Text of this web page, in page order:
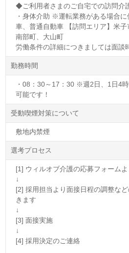
◆ご利用者さまのご自宅での訪問介
・身体介助 ※運転業務がある場合
車、普通自動車 【訪問エリア】米子
南部町、大山町
労働条件の詳細につきましては面談
勤務時間
・08：30～17：30 ※週2日、1日4
可能です！
受動喫煙対策について
敷地内禁煙
選考プロセス
[1] ウィルオブ介護の応募フォーム
↓
[2] 採用担当より面接日程の調整な
きます
↓
[3] 面接実施
↓
[4] 採用決定のご連絡